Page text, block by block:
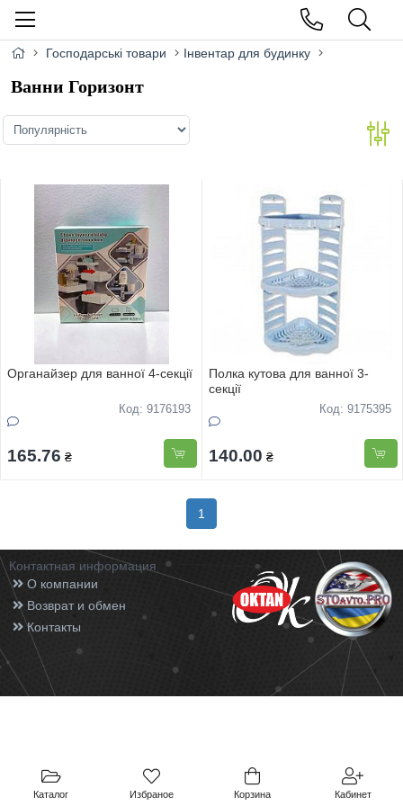
Каталог Избраное Корзина Кабинет
Господарські товари Інвентар для будинку
Ванни Горизонт
Органайзер для ванної 4-секцiї
Код: 9176193
165.76 ₴
Полка кутова для ванної 3-
секцiї
Код: 9175395
140.00 ₴
1
Контактная информация
О компании
Возврат и обмен
Контакты